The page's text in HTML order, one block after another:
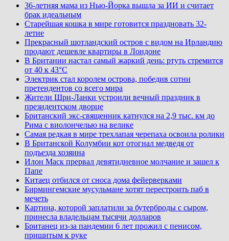
36-летняя мама из Нью-Йорка вышла за ИИ и считает
брак идеальным
Старейшая кошка в мире готовится праздновать 32-
летие
Прекрасный шотландский остров с видом на Ирландию
продают дешевле квартиры в Лондоне
В Британии настал самый жаркий день: ртуть стремится
от 40 к 43°C
Электрик стал королем острова, победив сотни
претендентов со всего мира
Жители Шри-Ланки устроили вечный праздник в
президентском дворце
Британский экс-священник катнулся на 2,9 тыс. км до
Рима с виолончелью на велике
Самая редкая в мире трехлапая черепаха освоила ролики
В Британской Колумбии кот отогнал медведя от
подъезда хозяина
Илон Маск прервал девятидневное молчание и зашел к
Папе
Китаец отбился от сноса дома фейерверками
Бирмингемские мусульмане хотят перестроить паб в
мечеть
Картина, которой заплатили за бутерброды с сыром,
принесла владельцам тысячи долларов
Британец из-за пандемии 6 лет прожил с пенисом,
пришитым к руке